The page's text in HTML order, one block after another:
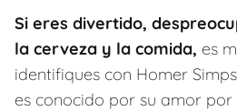
Si eres divertido,
la cerveza y la comida, es
identifiques con Homer
es conocido por su amor